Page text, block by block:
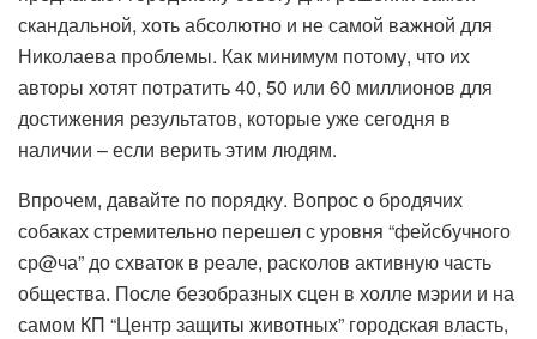
скандальной, хоть абсолютно и не самой важной для
Николаева проблемы. Как минимум потому, что их
авторы хотят потратить 40, 50 или 60 миллионов для
достижения результатов, которые уже сегодня в
наличии – если верить этим людям.
Впрочем, давайте по порядку. Вопрос о бродячих
собаках стремительно перешел с уровня “фейсбучного
ср@ча” до схваток в реале, расколов активную часть
общества. После безобразных сцен в холле мэрии и на
самом КП “Центр защиты животных” городская власть,